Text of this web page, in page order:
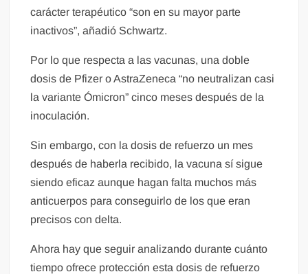
carácter terapéutico “son en su mayor parte
inactivos”, añadió Schwartz.
Por lo que respecta a las vacunas, una doble
dosis de Pfizer o AstraZeneca “no neutralizan casi
la variante Ómicron” cinco meses después de la
inoculación.
Sin embargo, con la dosis de refuerzo un mes
después de haberla recibido, la vacuna sí sigue
siendo eficaz aunque hagan falta muchos más
anticuerpos para conseguirlo de los que eran
precisos con delta.
Ahora hay que seguir analizando durante cuánto
tiempo ofrece protección esta dosis de refuerzo